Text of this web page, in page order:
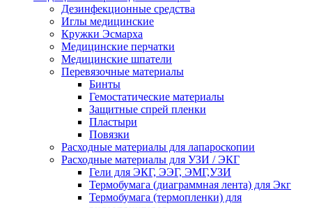
Дезинфекционные средства
Иглы медицинские
Кружки Эсмарха
Медицинские перчатки
Медицинские шпатели
Перевязочные материалы
Бинты
Гемостатические материалы
Защитные спрей пленки
Пластыри
Повязки
Расходные материалы для лапароскопии
Расходные материалы для УЗИ / ЭКГ
Гели для ЭКГ, ЭЭГ, ЭМГ,УЗИ
Термобумага (диаграммная лента) для Экг
Термобумага (термопленки) для